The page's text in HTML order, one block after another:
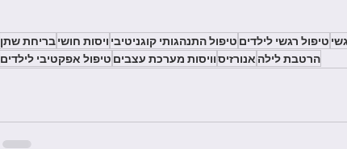
טיפול רגשי לילדים טיפול התנהגותי קוגניטיבי ויסות חושיבריחת שתן
הרטבת לילה אנורזיסוויסות מערכת עצבים טיפול אפקטיבי לילדים